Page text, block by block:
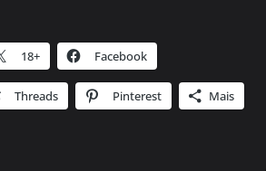
18+ Facebook
Threads Pinterest Mais